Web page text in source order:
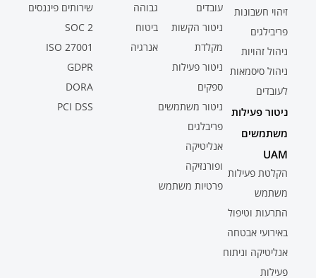
זיהוי חשבונות
פריבילגים
ניהול זהויות
ניהול סיסמאות
לעובדים
ניטור פעילות
משתמשים
UAM
הקלטת פעילות
משתמש
התרעות וטיפול
באירועי אבטחה
אנליטיקה וניתוח
פעילות
עובדים
ניטור הקשות
מקלדת
ניטור פעילות
ספקים
ניטור משתמשים
פריבלגים
אנליטיקה
ופורנזיקה
פרטיות משתמש
גבוהה
ביטוח
אנרגיה
שירותים פיננסים
SOC 2
ISO 27001
GDPR
DORA
PCI DSS